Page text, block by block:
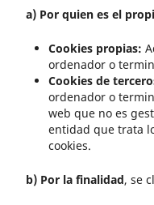
a) Por quien es el
Cookies propias:
ordenador o
Cookies de
ordenador o
web que no es
entidad que trata
cookies.
b) Por la finalidad, se